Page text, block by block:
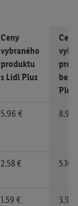
Ceny
vybraného
produktu
s Lidl Plus
Ceny
bez
Plus
5.96 € 8.94
2.58 € 5.16 €
1.59 € 3.99